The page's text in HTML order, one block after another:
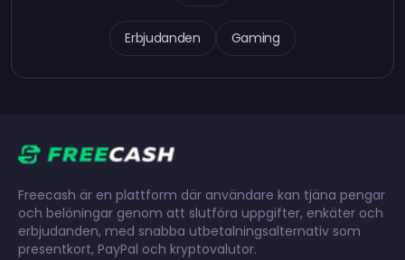
Erbjudanden Gaming
Freecash är en plattform där användare kan tjäna pengar
och belöningar genom att slutföra uppgifter, enkäter och
erbjudanden, med snabba utbetalningsalternativ som
presentkort, PayPal och kryptovalutor.